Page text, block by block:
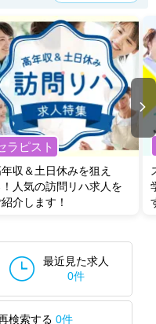
ラピスト
収＆土日休みを狙え
！人気の訪問リハ求人を
介します！
最近見た求人
0件
検索する 0件